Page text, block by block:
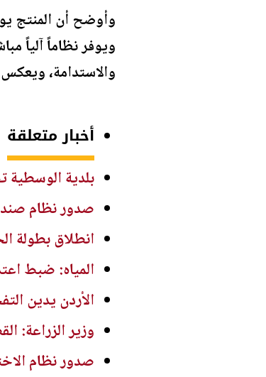
وأوضح أن المنتج
ويوفر نظاماً آلياً
والاستدامة،
أخبار متعلقة
بلدية الوسطية تحصل على دعم 500 ألف
صدور نظام صندوق
انطلاق بطولة
المياه: ضبط
الأردن يدين
وزير الزراعة:
صدور نظام